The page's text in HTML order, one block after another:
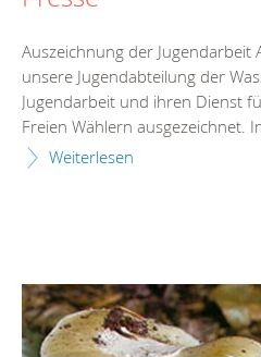
Auszeichnung der Jugendarbeit
unsere Jugendabteilung der
Jugendarbeit und ihren Dienst
Freien Wählern ausgezeichnet.
Weiterlesen